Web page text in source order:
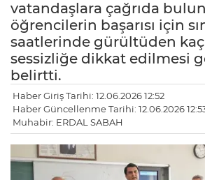
vatandaşlara çağrıda
öğrencilerin başarısı için
saatlerinde gürültüden
sessizliğe dikkat edilmesi
belirtti.
Haber Giriş Tarihi: 12.06.2026 12:52
Haber Güncellenme Tarihi: 12.06.2026
Muhabir: ERDAL SABAH